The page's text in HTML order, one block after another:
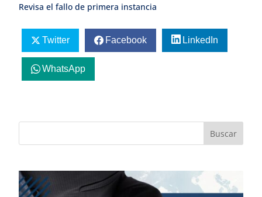
Revisa el fallo de primera instancia
Twitter Facebook LinkedIn
WhatsApp